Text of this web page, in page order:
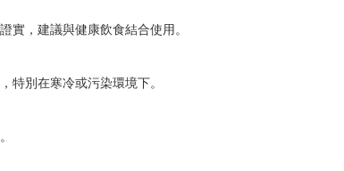
，建議與健康飲食結合使用。
特別在寒冷或污染環境下。